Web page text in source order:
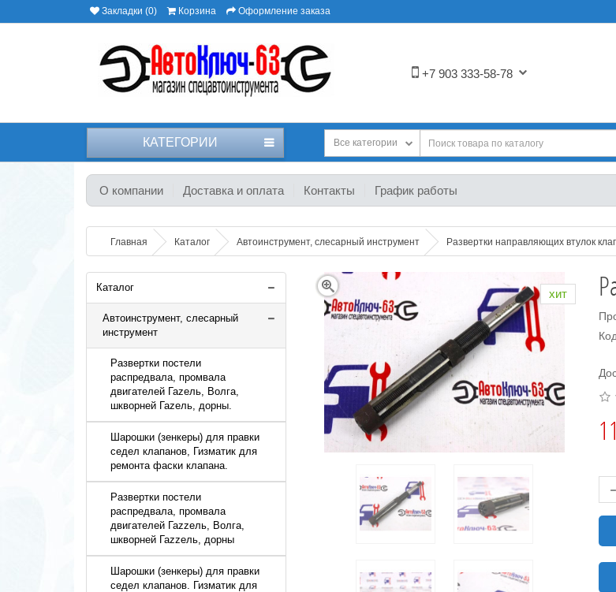
Закладки (0) Корзина Оформление заказа
+7 903 333-58-78
КАТЕГОРИИ Все категории
О компании Доставка и оплата Контакты График работы
Главная Каталог Автоинструмент, слесарный инструмент Развертки направляющих втулок
Каталог
Автоинструмент, слесарный
инструмент
Развертки постели
распредвала, промвала
двигателей Гаzель, Волга,
шкворней Гаzель, дорны.
Шарошки (зенкеры) для правки
седел клапанов, Гизматик для
ремонта фаски клапана.
Развертки постели
распредвала, промвала
двигателей Гаzzель, Волга,
шкворней Гаzzель, дорны
Шарошки (зенкеры) для правки
седел клапанов. Гизматик для
хит